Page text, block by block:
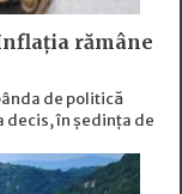
rămâne
de politică
decis, în ședința de